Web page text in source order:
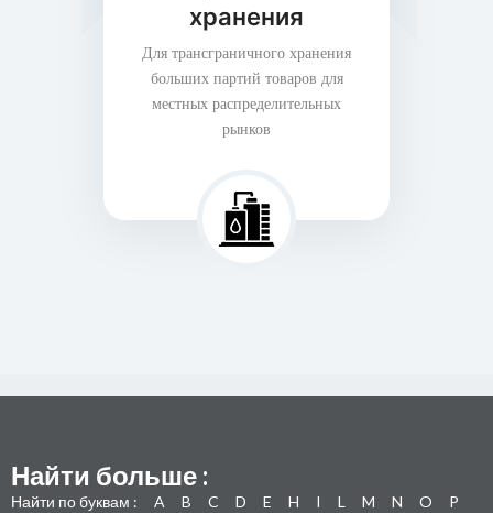
хранения
Для трансграничного хранения
больших партий товаров для
местных распределительных
рынков
Найти больше :
Найти по буквам : A B C D E H I L M N O
P